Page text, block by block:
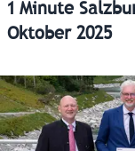
1 Minute
Oktober 2025